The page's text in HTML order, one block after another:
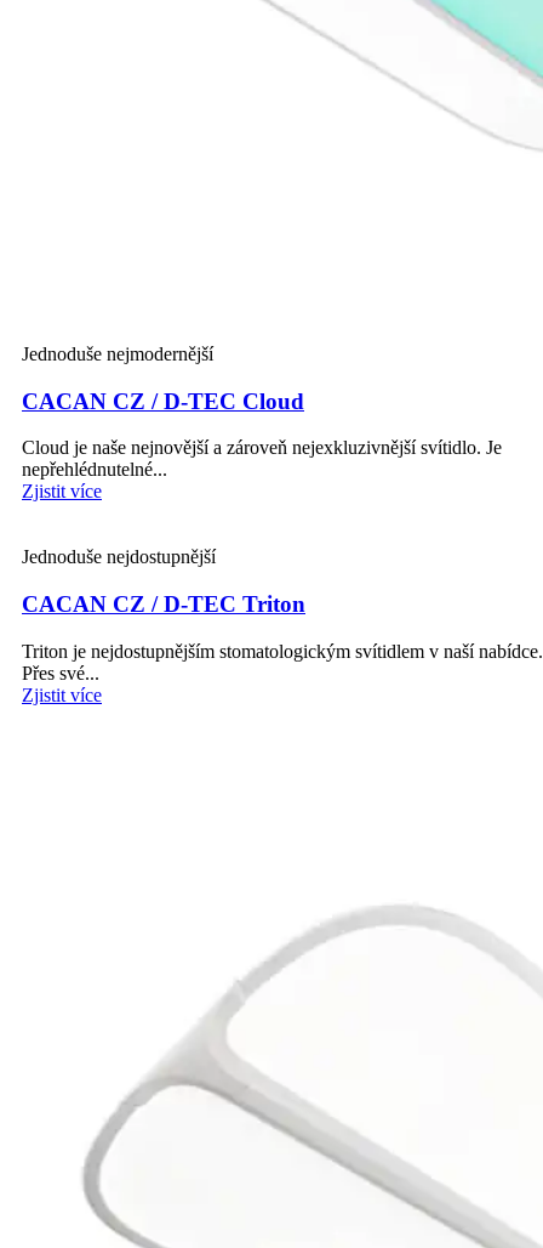
Jednoduše nejmodernější
CACAN CZ / D-TEC Cloud
Cloud je naše nejnovější a zároveň nejexkluzivnější svítidlo. Je
nepřehlédnutelné...
Zjistit více
Jednoduše nejdostupnější
CACAN CZ / D-TEC Triton
Triton je nejdostupnějším stomatologickým svítidlem v naší nabídce.
Přes své...
Zjistit více